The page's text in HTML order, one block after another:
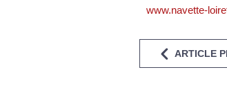
www.navette-
ARTICLE